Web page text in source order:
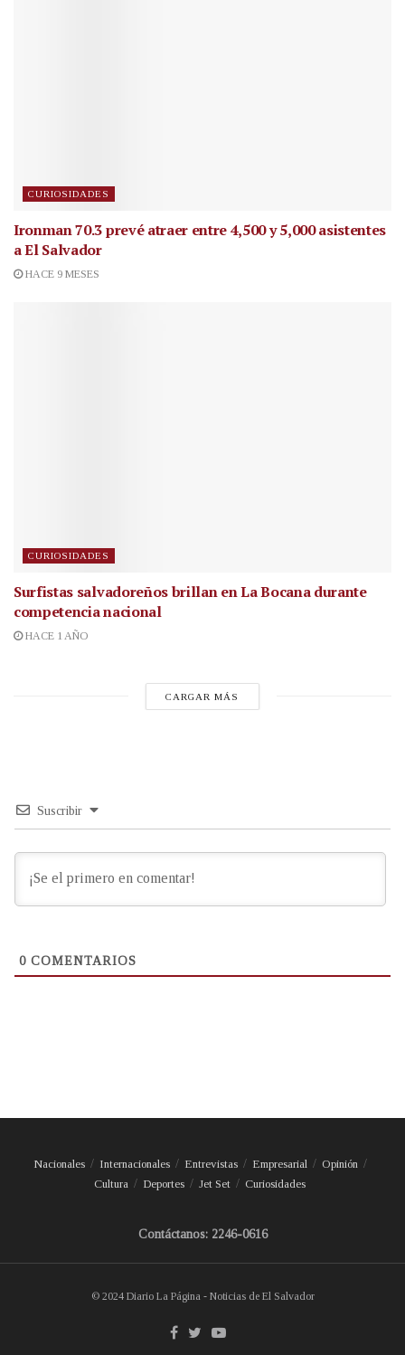
CURIOSIDADES
Ironman 70.3 prevé atraer entre 4,500 y 5,000 asistentes
a El Salvador
HACE 9 MESES
CURIOSIDADES
Surfistas salvadoreños brillan en La Bocana durante
competencia nacional
HACE 1 AÑO
CARGAR MÁS
Suscribir
0 COMENTARIOS
Nacionales Internacionales Entrevistas Empresarial
Opinión
Cultura
Deportes Jet Set Curiosidades
Contáctanos: 2246-0616
© 2024 Diario La Página - Noticias de El Salvador